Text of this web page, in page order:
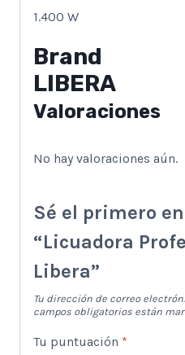
1.400 W
Brand
LIBERA
Valoraciones
No hay valoraciones aún.
Sé el primero
“Licuadora
Libera”
Tu dirección de correo
campos obligatorios están
Tu puntuación *